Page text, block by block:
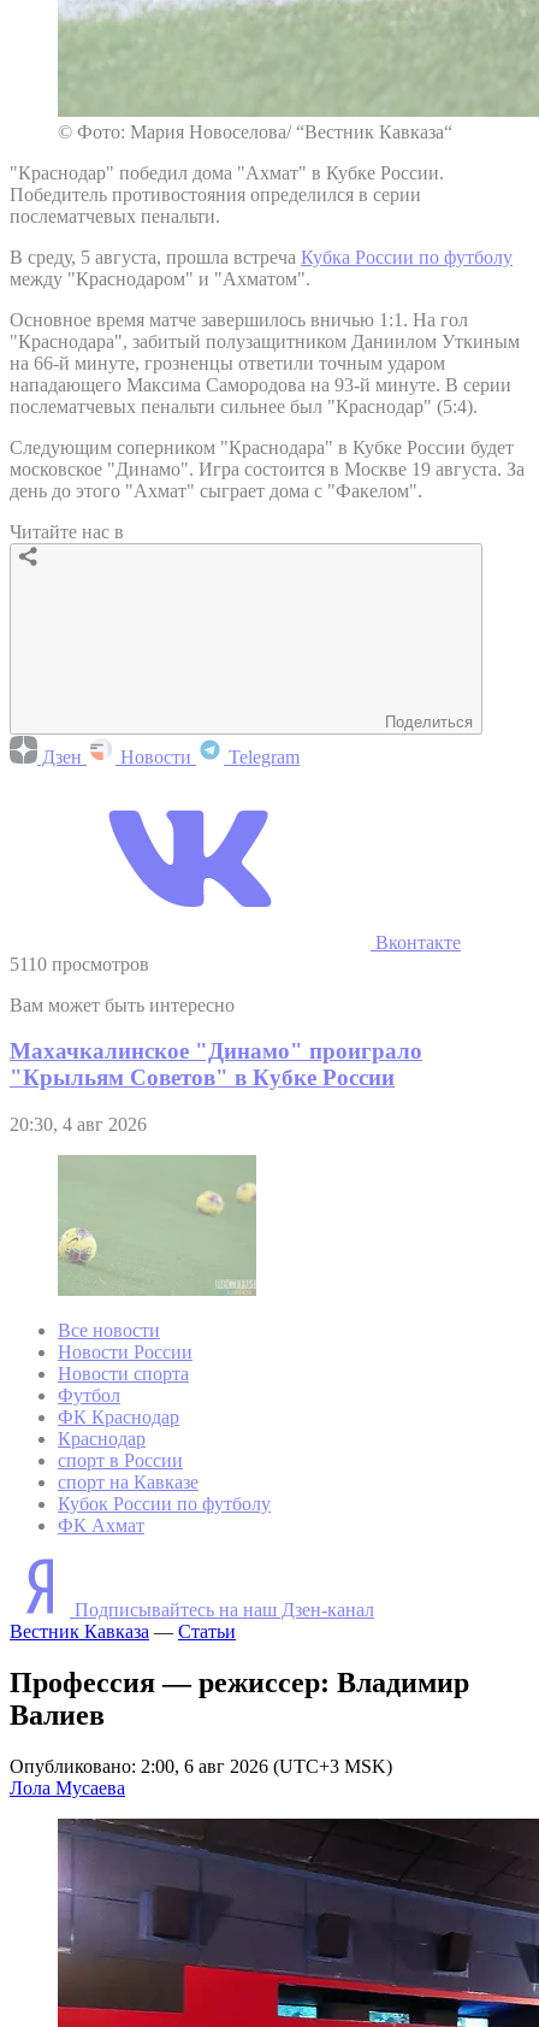
© Фото: Мария Новоселова/ “Вестник Кавказа“
"Краснодар" победил дома "Ахмат" в Кубке России.
Победитель противостояния определился в серии
послематчевых пенальти.
В среду, 5 августа, прошла встреча Кубка России по футболу
между "Краснодаром" и "Ахматом".
Основное время матче завершилось вничью 1:1. На гол
"Краснодара", забитый полузащитником Даниилом Уткиным
на 66-й минуте, грозненцы ответили точным ударом
нападающего Максима Самородова на 93-й минуте. В серии
послематчевых пенальти сильнее был "Краснодар" (5:4).
Следующим соперником "Краснодара" в Кубке России будет
московское "Динамо". Игра состоится в Москве 19 августа. За
день до этого "Ахмат" сыграет дома с "Факелом".
Читайте нас в
Поделиться
Дзен Новости Telegram
Вконтакте
5110 просмотров
Вам может быть интересно
Махачкалинское "Динамо" проиграло
"Крыльям Советов" в Кубке России
20:30, 4 авг 2026
Все новости
Новости России
Новости спорта
Футбол
ФК Краснодар
Краснодар
спорт в России
спорт на Кавказе
Кубок России по футболу
ФК Ахмат
Подписывайтесь на наш Дзен-канал
Вестник Кавказа — Статьи
Профессия — режиссер: Владимир
Валиев
Опубликовано: 2:00, 6 авг 2026 (UTC+3 MSK)
Лола Мусаева